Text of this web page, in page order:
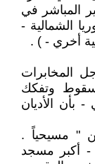
المباشر في
الشمالية -
أخري - ) .
المخابرات
سقوط وتفكك
بأن الأديان
" مسيحياً .
- أكبر مسجد